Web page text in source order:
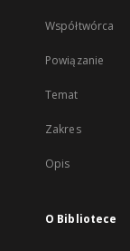
Współtwórca
Powiązanie
Temat
Zakres
Opis
O Bibliotece